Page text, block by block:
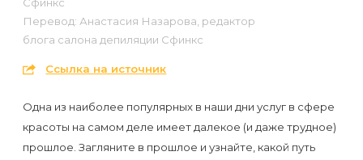
первый
раз
событием
Противопоказания
Сфинкс
Перевод: Анастасия Назарова, редактор
блога салона депиляции Сфинкс
Ссылка на источник
Одна из наиболее популярных в наши дни услуг в сфере
красоты на самом деле имеет далекое (и даже трудное)
прошлое. Загляните в прошлое и узнайте, какой путь